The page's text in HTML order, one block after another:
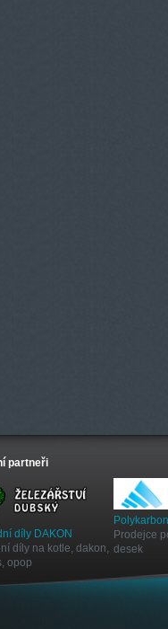
partneři
díly DAKON
díly na kotle, dakon,
opop
Prodejce
desek